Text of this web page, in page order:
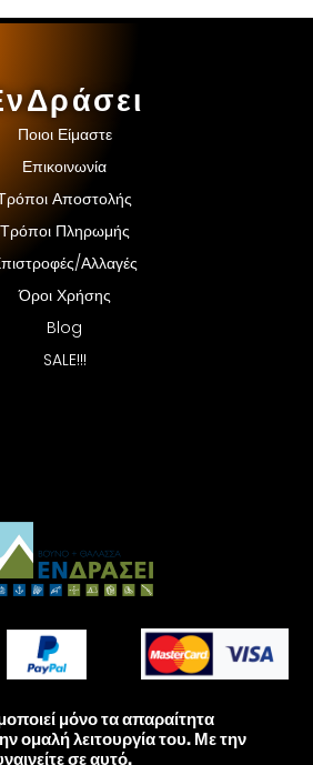
Ποιοι Είμαστε
Επικοινωνία
Αποστολής
Τρόποι Πληρωμής
Αλλαγές
Όροι Χρήσης
Blog
SALE!!!
σου – Στις καλύτερες
της αγοράς
μόνο τα απαραίτητα
ομαλή λειτουργία του. Με την
σε αυτό.